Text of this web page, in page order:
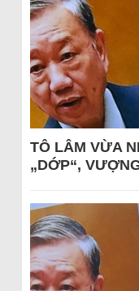
TÔ LÂM VỪA
„DỚP“,